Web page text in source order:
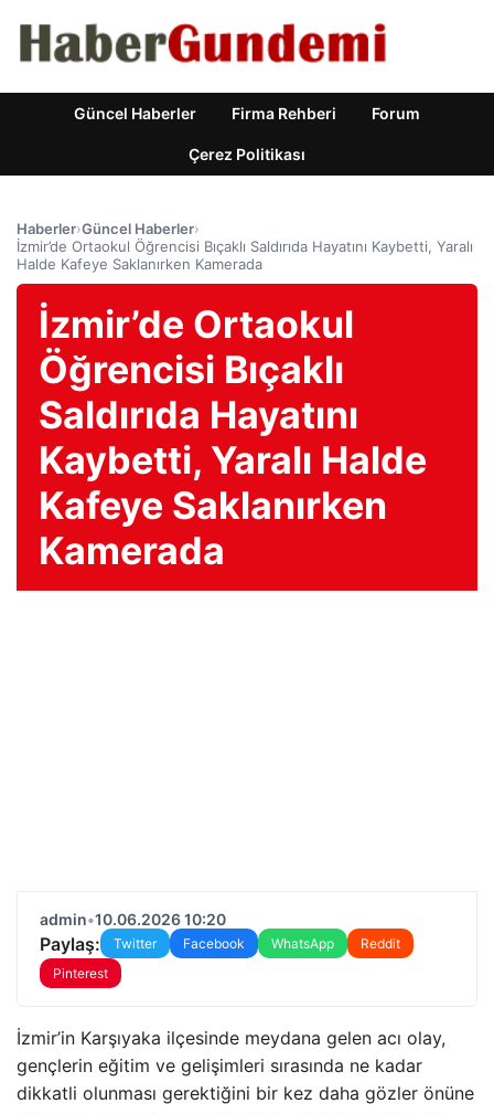
Güncel Haberler Firma Rehberi Forum
Çerez Politikası
Haberler›Güncel Haberler›
İzmir’de Ortaokul Öğrencisi Bıçaklı Saldırıda Hayatını Kaybetti, Yaralı
Halde Kafeye Saklanırken Kamerada
İzmir’de Ortaokul
Öğrencisi Bıçaklı
Saldırıda Hayatını
Kaybetti, Yaralı Halde
Kafeye Saklanırken
Kamerada
admin•10.06.2026 10:20
Paylaş: Twitter Facebook WhatsApp
Reddit
Pinterest
İzmir’in Karşıyaka ilçesinde meydana gelen acı olay,
gençlerin eğitim ve gelişimleri sırasında ne kadar
dikkatli olunması gerektiğini bir kez daha gözler önüne